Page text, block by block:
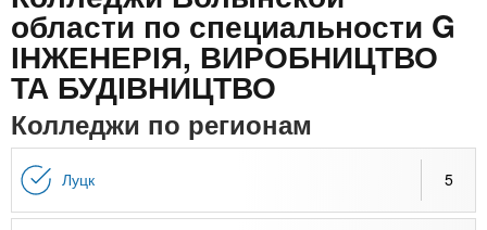
n
t
s
.
х
з
а
в
е
Онлайн курсы
За рубежом
области по специальности G
ІНЖЕНЕРІЯ, ВИРОБНИЦТВО
ТА БУДІВНИЦТВО
Колледжи по регионам
Луцк 5